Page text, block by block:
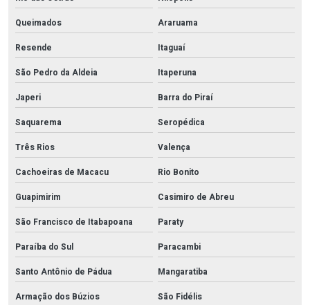
Queimados
Araruama
Resende
Itaguaí
São Pedro da Aldeia
Itaperuna
Japeri
Barra do Piraí
Saquarema
Seropédica
Três Rios
Valença
Cachoeiras de Macacu
Rio Bonito
Guapimirim
Casimiro de Abreu
São Francisco de Itabapoana
Paraty
Paraíba do Sul
Paracambi
Santo Antônio de Pádua
Mangaratiba
Armação dos Búzios
São Fidélis